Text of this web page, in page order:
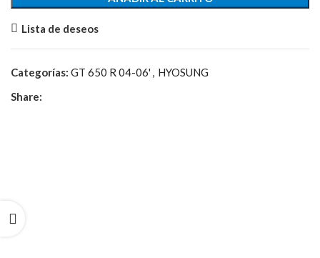
Lista de deseos
Categorías: GT 650 R 04-06' , HYOSUNG
Share: